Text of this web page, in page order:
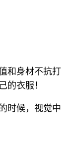
和身材不抗打
的衣服！
时候，视觉中